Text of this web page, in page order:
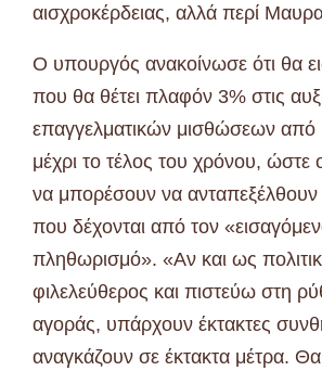
αισχροκέρδειας, αλλά περί
Ο υπουργός ανακοίνωσε ότι θα
που θα θέτει πλαφόν 3% στις
επαγγελματικών μισθώσεων από
μέχρι το τέλος του χρόνου, ώστε
να μπορέσουν να ανταπεξέλθουν
που δέχονται από τον
πληθωρισμό». «Αν και ως
φιλελεύθερος και πιστεύω στη
αγοράς, υπάρχουν έκτακτες
αναγκάζουν σε έκτακτα μέτρα.